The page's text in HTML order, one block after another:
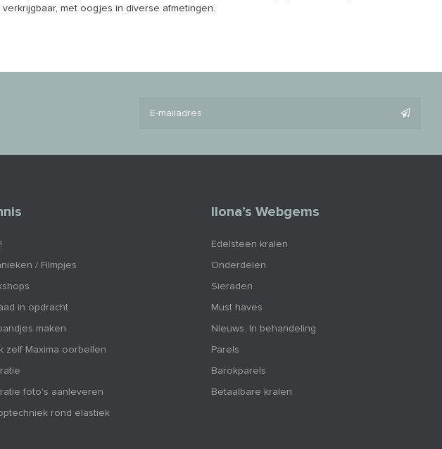
met oogjes in diverse afmetingen.
/ Filmpjes
in opdracht
maken
zelf Maxima oorbellen
foto's aanleveren
rond elastiek
Ilona’s Webgems
Edelsteen kralen
Onderdelen
Sieraden
Must haves
Nieuws: In behandeling
Parels
Barokparels
Betaalbare kralen